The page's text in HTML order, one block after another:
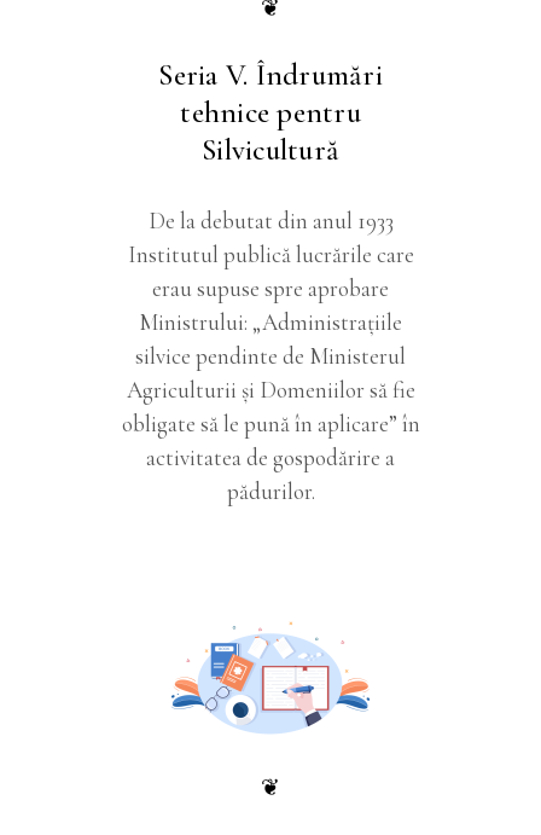
❦
Seria V. Îndrumări
tehnice pentru
Silvicultură
De la debutat din anul 1933
Institutul publică lucrările care
erau supuse spre aprobare
Ministrului: „Administraţiile
silvice pendinte de Ministerul
Agriculturii şi Domeniilor să fie
obligate să le pună în aplicare” în
activitatea de gospodărire a
pădurilor.
❦